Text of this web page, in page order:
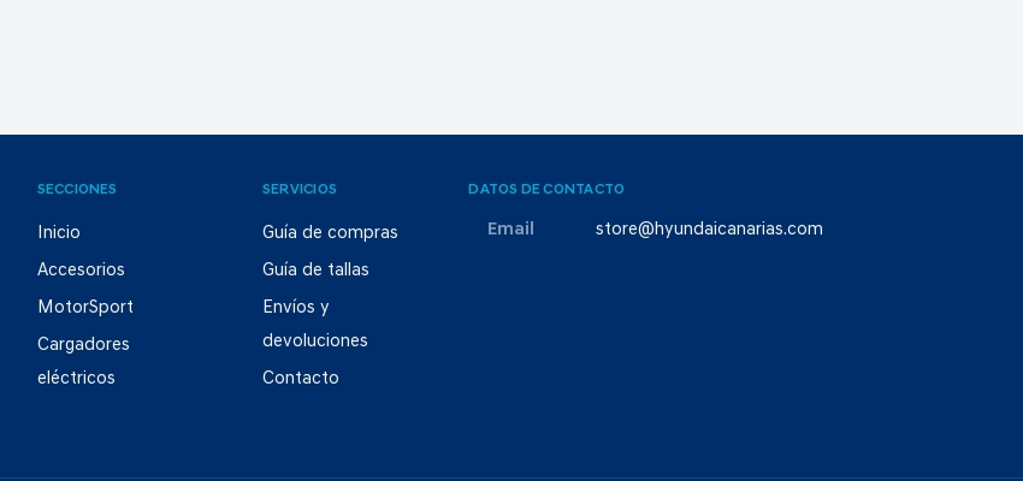
SECCIONES
Inicio
Accesorios
MotorSport
Cargadores
eléctricos
SERVICIOS
Guía de compras
Guía de tallas
Envíos y
devoluciones
Contacto
DATOS DE CONTACTO
Email store@hyundaicanarias.com